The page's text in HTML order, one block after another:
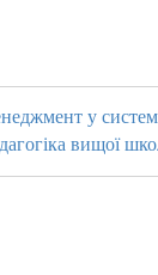
у
вищої